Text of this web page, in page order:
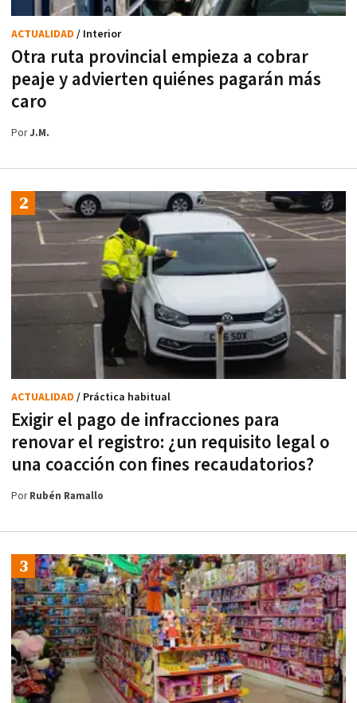
Otra ruta provincial empieza a cobrar
peaje y advierten quiénes pagarán más
caro
ACTUALIDAD / Interior
PorJ.M.
Exigir el pago de infracciones para
renovar el registro: ¿un requisito legal o
una coacción con fines recaudatorios?
ACTUALIDAD / Práctica habitual
PorRubén Ramallo